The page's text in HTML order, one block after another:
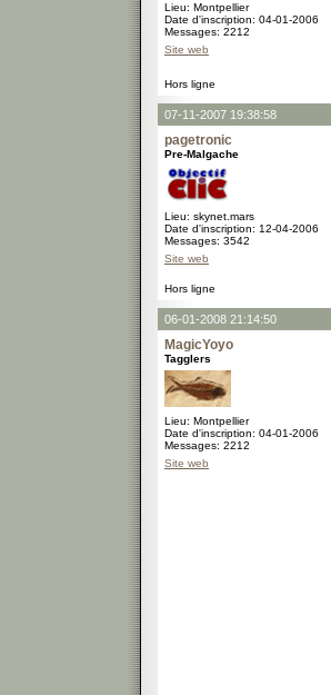
Lieu: Montpellier
Date d'inscription: 04-01-2006
Messages: 2212
Site web
Hors ligne
07-11-2007 19:38:58
pagetronic
Pre-Malgache
Lieu: skynet.mars
Date d'inscription: 12-04-2006
Messages: 3542
Site web
Hors ligne
06-01-2008 21:14:50
MagicYoyo
Tagglers
Lieu: Montpellier
Date d'inscription: 04-01-2006
Messages: 2212
Site web